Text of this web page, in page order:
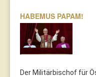
HABEMUS PAPAM!
Der Militärbischof für